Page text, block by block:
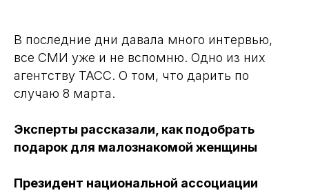
В последние дни давала много интервью,
все СМИ уже и не вспомню. Одно из них
агентству ТАСС. О том, что дарить по
случаю 8 марта.
Эксперты рассказали, как подобрать
подарок для малознакомой женщины
Президент национальной ассоциации